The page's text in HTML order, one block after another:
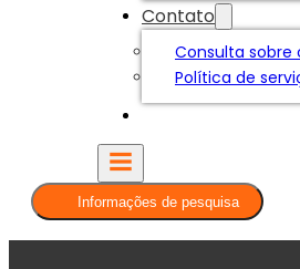
Contato
Consulta sobre
Política de
Informações de pesquisa